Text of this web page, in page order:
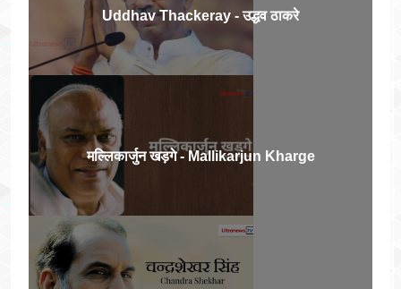
Uddhav Thackeray - उद्धव ठाकरे
मल्लिकार्जुन खड़गे - Mallikarjun Kharge